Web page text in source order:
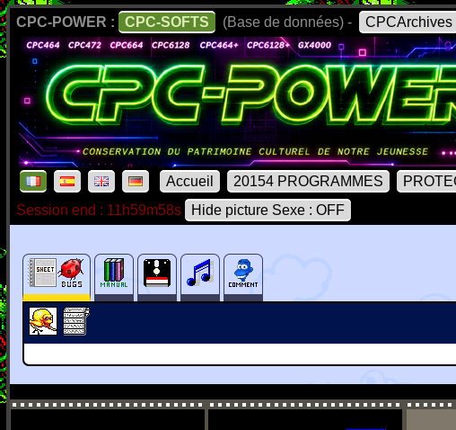
CPC-POWER : CPC-SOFTS (Base de données) - CPCArchives
Accueil 20154 PROGRAMMES
Session end : 11h59m58s
Hide picture Sexe : OFF